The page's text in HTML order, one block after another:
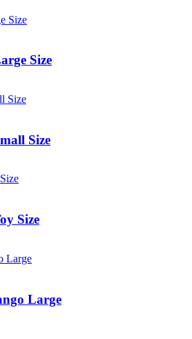
Size
Size
Size
Large